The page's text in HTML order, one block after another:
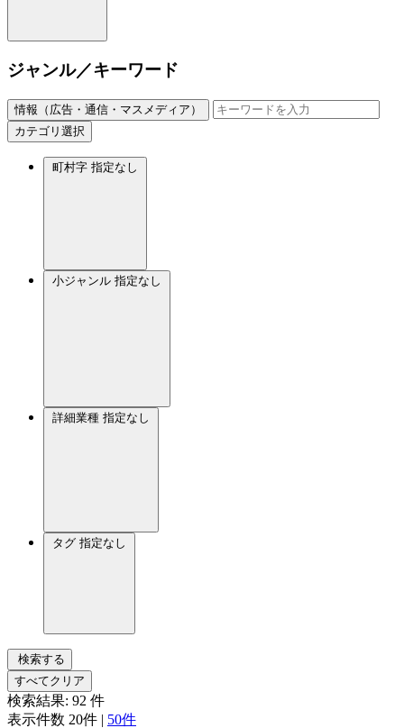
ジャンル／キーワード
情報（広告・通信・マスメディア）
カテゴリ選択
町村字 指定なし
小ジャンル 指定なし
詳細業種 指定なし
タグ 指定なし
検索する
すべてクリア
検索結果: 92 件
表示件数 20件 | 50件